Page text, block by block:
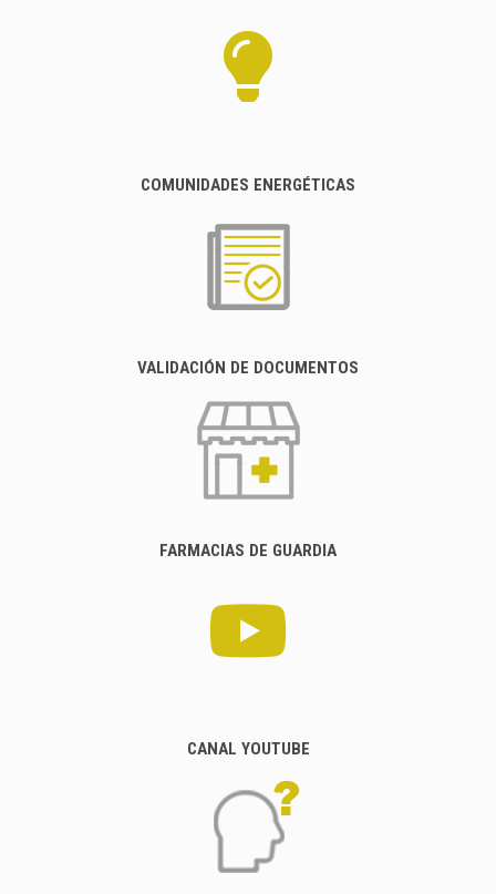
COMUNIDADES ENERGÉTICAS
VALIDACIÓN DE DOCUMENTOS
FARMACIAS DE GUARDIA
CANAL YOUTUBE